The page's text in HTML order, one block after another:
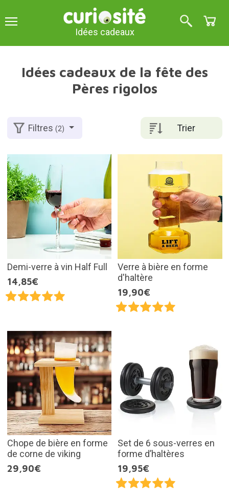
Idées cadeaux
Idées cadeaux de la fête des
Pères rigolos
Trier
Filtres(2)
Demi-verre à vin Half Full
14,85€
Verre à bière en forme
d'haltère
19,90€
Chope de bière en forme
de corne de viking
29,90€
Set de 6 sous-verres en
forme d’haltères
19,95€